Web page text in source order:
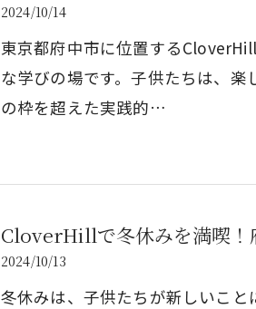
2024/10/14
東京都府中市に位置する
な学びの場です。子供たちは、
の枠を超えた実践的…
CloverHillで冬休みを満喫！
2024/10/13
冬休みは、子供たちが新しいこ